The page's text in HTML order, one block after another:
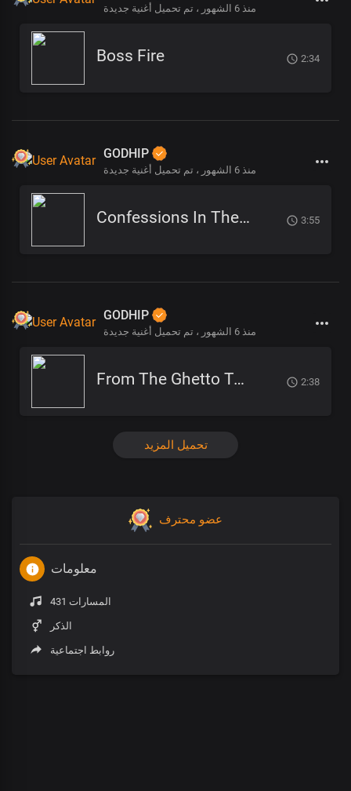
تم تحميل أغنية جديدة ، منذ 6 الشهور
Boss Fire 2:34
GODHIP
تم تحميل أغنية جديدة ، منذ 6 الشهور
Confessions In The Pulpit (1) 3:55
GODHIP
تم تحميل أغنية جديدة ، منذ 6 الشهور
From The Ghetto To God 2:38
تحميل المزيد
عضو محترف
معلومات
431 المسارات
الذكر
روابط اجتماعية